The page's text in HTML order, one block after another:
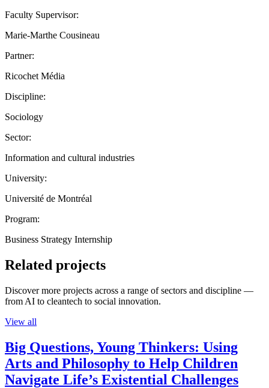
Faculty Supervisor:
Marie-Marthe Cousineau
Partner:
Ricochet Média
Discipline:
Sociology
Sector:
Information and cultural industries
University:
Université de Montréal
Program:
Business Strategy Internship
Related projects
Discover more projects across a range of sectors and discipline —
from AI to cleantech to social innovation.
View all
Big Questions, Young Thinkers: Using
Arts and Philosophy to Help Children
Navigate Life’s Existential Challenges